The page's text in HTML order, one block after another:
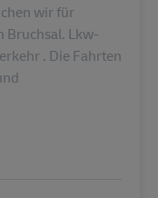
wir für
Bruchsal. Lkw-
. Die Fahrten